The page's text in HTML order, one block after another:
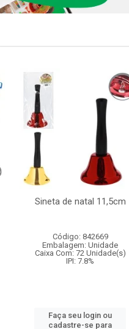
Sineta de natal 11,5cm
Código: 842669
Embalagem: Unidade
Caixa Com: 72 Unidade(s)
IPI: 7.8%
Faça seu login ou
cadastre-se para